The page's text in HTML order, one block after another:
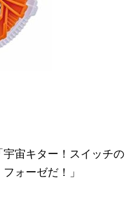
宙キター！スイッチの
ォーゼだ！」